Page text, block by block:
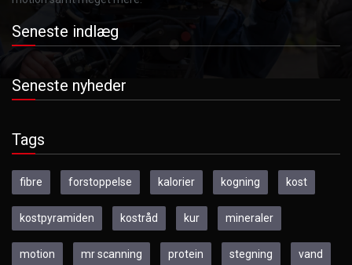
Seneste indlæg
Seneste nyheder
Tags
fibre forstoppelse kalorier kogning kost
kostpyramiden kostråd kur mineraler
motion mr scanning protein stegning vand